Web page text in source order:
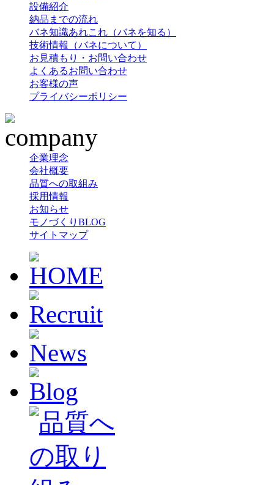
設備紹介
納品までの流れ
バネ知識あれこれ（バネを知る）
技術情報（バネについて）
お見積もり・お問い合わせ
よくあるお問い合わせ
お客様の声
プライバシーポリシー
企業理念
会社概要
品質への取組み
採用情報
お知らせ
モノづくりBLOG
サイトマップ